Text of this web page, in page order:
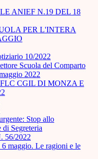
ANIEF N.19 DEL 18
PER L'INTERA
10/2022
Scuola del Comparto
2022
CGIL DI MONZA E
Stop allo
di Segreteria
56/2022
maggio. Le ragioni e le